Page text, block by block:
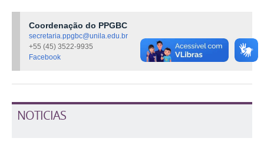
Coordenação do PPGBC
secretaria.ppgbc@unila.edu.br
+55 (45) 3522-9935
Facebook
NOTICIAS